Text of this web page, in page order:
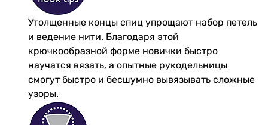
Утолщенные концы спиц упрощают набор петель
и ведение нити. Благодаря этой
крючкообразной форме новички быстро
научатся вязать, а опытные рукодельницы
смогут быстро и бесшумно вывязывать сложные
узоры.